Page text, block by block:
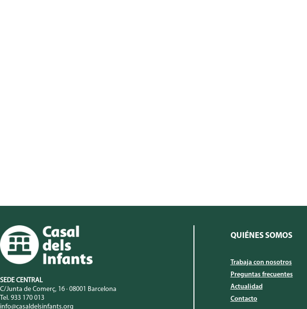
SEDE CENTRAL
C/Junta de Comerç, 16 · 08001 Barcelona
Tel. 933 170 013
info@casaldelsinfants.org
QUIÉNES SOMOS
Trabaja con nosotros
Preguntas frecuentes
Actualidad
Contacto